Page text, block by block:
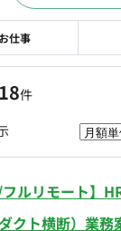
18件
フルリモート】
クト横断）業務
仕事